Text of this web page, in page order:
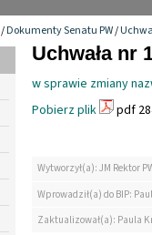
/Dokumenty Senatu PW/
Uchwała nr
w sprawie zmiany
Pobierz plik
pdf
Wytworzył(a): JM Rektor
Wprowadził(a) do BIP:
Zaktualizował(a): Paula